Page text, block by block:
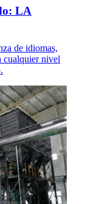
LA
de idiomas,
cualquier nivel